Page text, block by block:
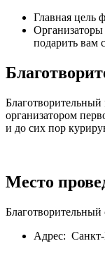
Главная цель
подарить вам
организатором
и до сих пор
Место
Адрес: Санкт-